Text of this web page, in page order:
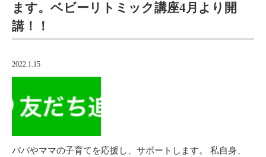
ます。ベビーリトミック講座4月より開
講！！
2022.1.15
パパやママの子育てを応援し、サポートします。 私自身、